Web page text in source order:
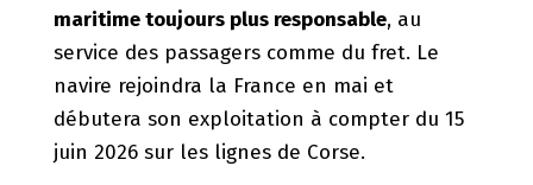
maritime toujours plus responsable, au
service des passagers comme du fret. Le
navire rejoindra la France en mai et
débutera son exploitation à compter du 15
juin 2026 sur les lignes de Corse.